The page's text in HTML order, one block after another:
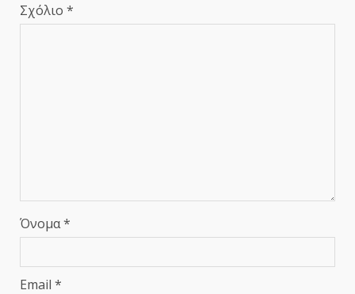
Σχόλιο *
Όνομα*
Email *